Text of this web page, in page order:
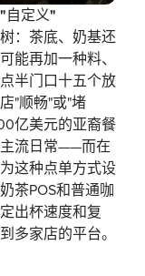
自定义"
：茶底、奶基还
能再加一种料、
半门口十五个放
"顺畅"或"堵
亿美元的亚裔餐
流日常——而在
这种点单方式设
茶POS和普通咖
出杯速度和复
多家店的平台。